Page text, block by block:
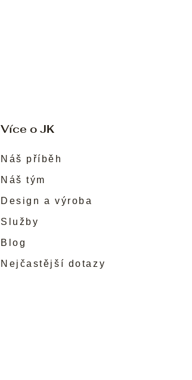
Více o JK
Náš příběh
Náš tým
Design a výroba
Služby
Blog
Nejčastější dotazy